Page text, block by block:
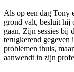
Als op een dag Tony
grond valt, besluit hij
gaan. Zijn sessies bij
terugkerend gegeven
problemen thuis,
aanwendt in zijn